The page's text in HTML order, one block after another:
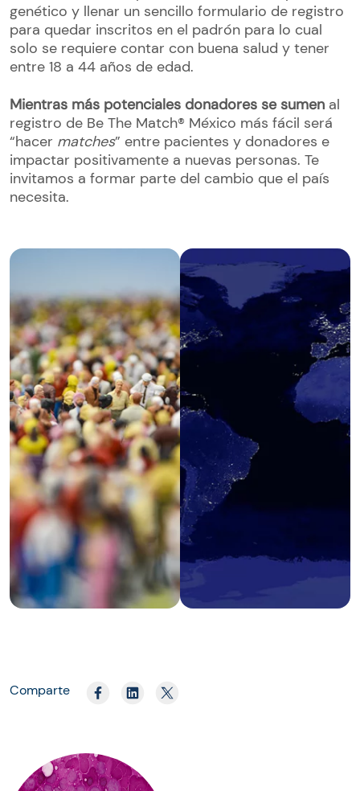
genético y llenar un sencillo formulario de registro
para quedar inscritos en el padrón para lo cual
solo se requiere contar con buena salud y tener
entre 18 a 44 años de edad.
Mientras más potenciales donadores se sumen al
registro de Be The Match® México más fácil será
“hacer matches” entre pacientes y donadores e
impactar positivamente a nuevas personas. Te
invitamos a formar parte del cambio que el país
necesita.
Comparte